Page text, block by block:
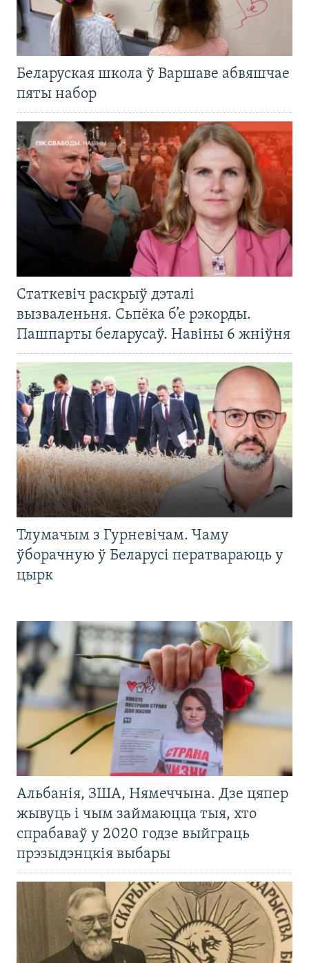
Беларуская школа ў Варшаве абвяшчае
пяты набор
Статкевіч раскрыў дэталі
вызваленьня. Сьпёка б’е рэкорды.
Пашпарты беларусаў. Навіны 6 жніўня
Тлумачым з Гурневічам. Чаму
ўборачную ў Беларусі ператвараюць у
цырк
Альбанія, ЗША, Нямеччына. Дзе цяпер
жывуць і чым займаюцца тыя, хто
спрабаваў у 2020 годзе выйграць
прэзыдэнцкія выбары